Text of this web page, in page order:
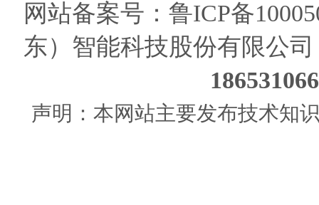
网站备案号： 鲁ICP备
东）智能科技股份有限公司
声明：本网站主要发布技术知